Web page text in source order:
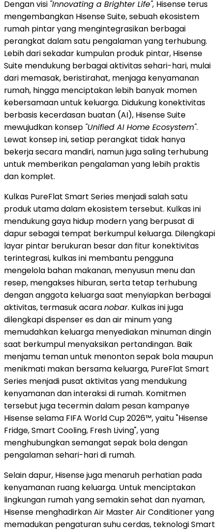
Dengan visi "Innovating a Brighter Life", Hisense terus
mengembangkan Hisense Suite, sebuah ekosistem
rumah pintar yang mengintegrasikan berbagai
perangkat dalam satu pengalaman yang terhubung.
Lebih dari sekadar kumpulan produk pintar, Hisense
Suite mendukung berbagai aktivitas sehari-hari, mulai
dari memasak, beristirahat, menjaga kenyamanan
rumah, hingga menciptakan lebih banyak momen
kebersamaan untuk keluarga. Didukung konektivitas
berbasis kecerdasan buatan (AI), Hisense Suite
mewujudkan konsep "Unified AI Home Ecosystem".
Lewat konsep ini, setiap perangkat tidak hanya
bekerja secara mandiri, namun juga saling terhubung
untuk memberikan pengalaman yang lebih praktis
dan komplet.
Kulkas PureFlat Smart Series menjadi salah satu
produk utama dalam ekosistem tersebut. Kulkas ini
mendukung gaya hidup modern yang berpusat di
dapur sebagai tempat berkumpul keluarga. Dilengkapi
layar pintar berukuran besar dan fitur konektivitas
terintegrasi, kulkas ini membantu pengguna
mengelola bahan makanan, menyusun menu dan
resep, mengakses hiburan, serta tetap terhubung
dengan anggota keluarga saat menyiapkan berbagai
aktivitas, termasuk acaranobar. Kulkas ini juga
dilengkapi dispenser es dan air minum yang
memudahkan keluarga menyediakan minuman dingin
saat berkumpul menyaksikan pertandingan. Baik
menjamu teman untuk menonton sepak bola maupun
menikmati makan bersama keluarga, PureFlat Smart
Series menjadi pusat aktivitas yang mendukung
kenyamanan dan interaksi di rumah. Komitmen
tersebut juga tecermin dalam pesan kampanye
Hisense selama FIFA World Cup 2026™, yaitu "Hisense
Fridge, Smart Cooling, Fresh Living", yang
menghubungkan semangat sepak bola dengan
pengalaman sehari-hari di rumah.
Selain dapur, Hisense juga menaruh perhatian pada
kenyamanan ruang keluarga. Untuk menciptakan
lingkungan rumah yang semakin sehat dan nyaman,
Hisense menghadirkan Air Master Air Conditioner yang
memadukan pengaturan suhu cerdas, teknologi Smart